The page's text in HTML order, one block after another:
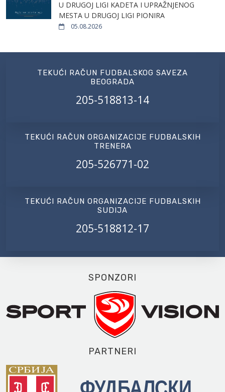
U DRUGOJ LIGI KADETA I UPRAŽNJENOG
MESTA U DRUGOJ LIGI PIONIRA
05.08.2026
TEKUĆI RAČUN FUDBALSKOG SAVEZA
BEOGRADA
205-518813-14
TEKUĆI RAČUN ORGANIZACIJE FUDBALSKIH
TRENERA
205-526771-02
TEKUĆI RAČUN ORGANIZACIJE FUDBALSKIH
SUDIJA
205-518812-17
SPONZORI
PARTNERI